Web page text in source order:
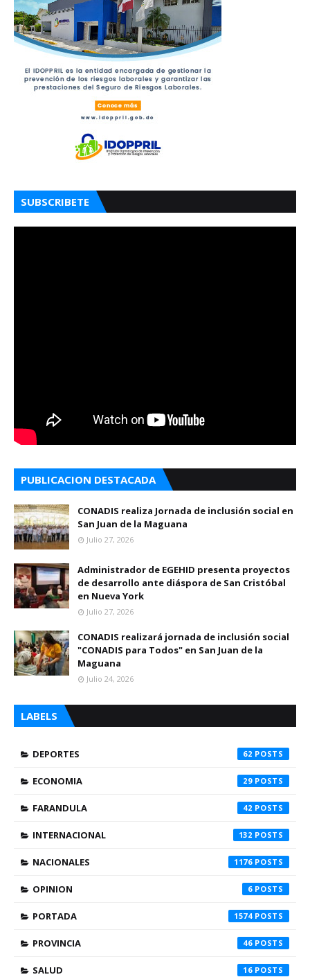
SUBSCRIBETE
PUBLICACION DESTACADA
CONADIS realiza Jornada de inclusión social en
San Juan de la Maguana
Julio 27, 2026
Administrador de EGEHID presenta proyectos
de desarrollo ante diáspora de San Cristóbal
en Nueva York
Julio 27, 2026
CONADIS realizará jornada de inclusión social
"CONADIS para Todos" en San Juan de la
Maguana
Julio 24, 2026
LABELS
DEPORTES 62
ECONOMIA 29
FARANDULA 42
INTERNACIONAL 132
NACIONALES 1176
OPINION 6
PORTADA 1574
PROVINCIA 46
SALUD 16